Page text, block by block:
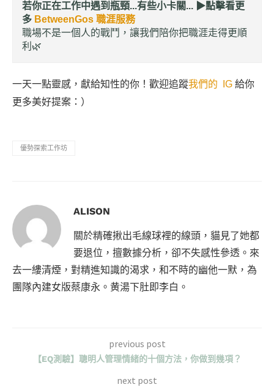
若你正在工作中遇到瓶頸...有些小卡關... ▶︎點擊看更
多 BetweenGos 職涯服務
職場不是一個人的戰鬥，讓我們陪你把職涯走得更順
利🌿
一天一點靈感，獻給知性的你！歡迎追蹤我們的 IG 給你
更多美好提案：）
優勢探索工作坊
ALISON
關於精確揪出毛線球裡的線頭，貓見了她都
要退位，擅數據分析，卻不失感性參透。來
去一縷清煙，對精進知識的渴求，和不時的幽他一默，為
團隊內建女版蔡康永。黄湯下肚即李白。
previous post
【EQ測驗】聰明人管理情緒的十個方法，你做到幾項？
next post